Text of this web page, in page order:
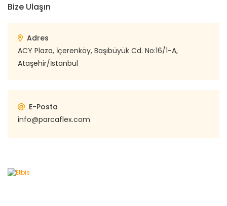
Bize Ulaşın
Adres
ACY Plaza, İçerenköy, Başıbüyük Cd. No:16/1-A,
Ataşehir/İstanbul
E-Posta
info@parcaflex.com